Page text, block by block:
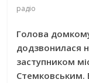
радіо
Голова домкому
додзвонилася
заступником
Стемковським.